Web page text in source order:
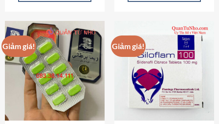
này
có
nhiều
biến
thể.
Các
tùy
chọn
có
thể
này
nhiều
biến
tùy
chọn
có
Giảm giá! Giảm giá!